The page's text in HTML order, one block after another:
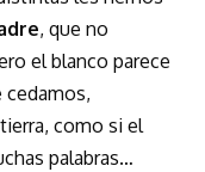
, que no
el blanco parece
cedamos,
como si el
palabras…